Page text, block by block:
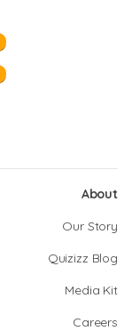
About
Our Story
Quizizz Blog
Media Kit
Careers